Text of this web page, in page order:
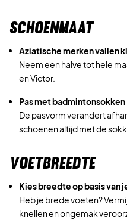
SCHOENMAAT
Aziatische merken vallen
Neem een halve tot hele
enVictor.
Pas met badmintonsokken
De pasvorm verandert
schoenen altijd met de
VOETBREEDTE
Kies breedte op basis van
Heb je brede voeten?
knellen en ongemak